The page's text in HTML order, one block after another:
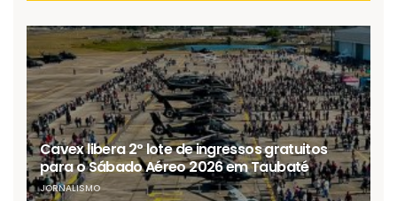
Cavex libera 2º lote de ingressos gratuitos
para o Sábado Aéreo 2026 em Taubaté
JORNALISMO